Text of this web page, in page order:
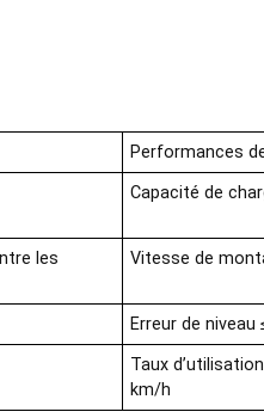
Performances
Capacité de
les
Vitesse de
Erreur de
Taux
km/h